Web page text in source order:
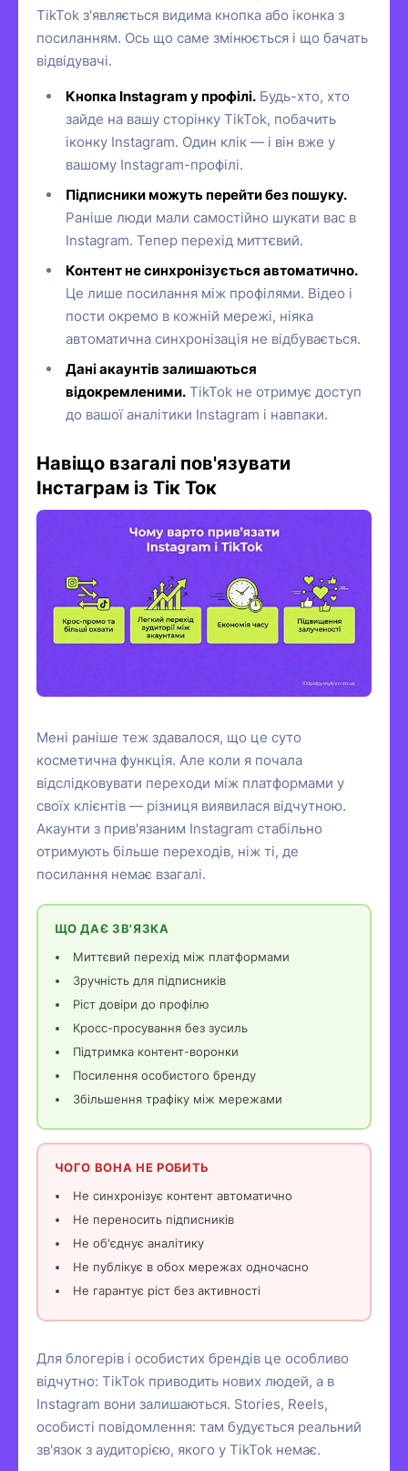
TikTok з'являється видима кнопка або іконка з
посиланням. Ось що саме змінюється і що бачать
відвідувачі.
Кнопка Instagram у профілі. Будь-хто, хто
зайде на вашу сторінку TikTok, побачить
іконку Instagram. Один клік — і він вже у
вашому Instagram-профілі.
Підписники можуть перейти без пошуку.
Раніше люди мали самостійно шукати вас в
Instagram. Тепер перехід миттєвий.
Контент не синхронізується автоматично.
Це лише посилання між профілями. Відео і
пости окремо в кожній мережі, ніяка
автоматична синхронізація не відбувається.
Дані акаунтів залишаються
відокремленими. TikTok не отримує доступ
до вашої аналітики Instagram і навпаки.
Навіщо взагалі пов'язувати
Інстаграм із Тік Ток
Мені раніше теж здавалося, що це суто
косметична функція. Але коли я почала
відслідковувати переходи між платформами у
своїх клієнтів — різниця виявилася відчутною.
Акаунти з прив'язаним Instagram стабільно
отримують більше переходів, ніж ті, де
посилання немає взагалі.
ЩО ДАЄ ЗВ'ЯЗКА
Миттєвий перехід між платформами
Зручність для підписників
Ріст довіри до профілю
Кросс-просування без зусиль
Підтримка контент-воронки
Посилення особистого бренду
Збільшення трафіку між мережами
ЧОГО ВОНА НЕ РОБИТЬ
Не синхронізує контент автоматично
Не переносить підписників
Не об'єднує аналітику
Не публікує в обох мережах одночасно
Не гарантує ріст без активності
Для блогерів і особистих брендів це особливо
відчутно: TikTok приводить нових людей, а в
Instagram вони залишаються. Stories, Reels,
особисті повідомлення: там будується реальний
зв'язок з аудиторією, якого у TikTok немає.